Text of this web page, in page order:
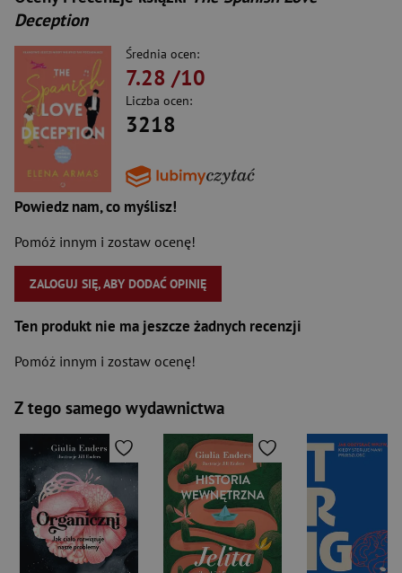
Deception
Średnia ocen:
7.28 /10
Liczba ocen:
3218
Powiedz nam, co myślisz!
Pomóż innym i zostaw ocenę!
ZALOGUJ SIĘ, ABY DODAĆ OPINIĘ
Ten produkt nie ma jeszcze żadnych recenzji
Pomóż innym i zostaw ocenę!
Z tego samego wydawnictwa